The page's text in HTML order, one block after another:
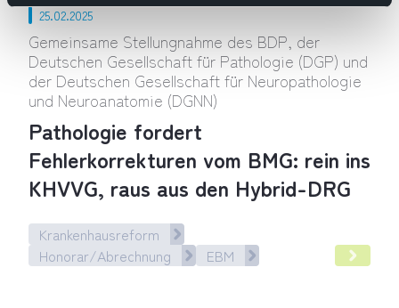
25.02.2025
Gemeinsame Stellungnahme des BDP, der
Deutschen Gesellschaft für Pathologie (DGP) und
der Deutschen Gesellschaft für Neuropathologie
und Neuroanatomie (DGNN)
Pathologie fordert
Fehlerkorrekturen vom BMG: rein ins
KHVVG, raus aus den Hybrid-DRG
Krankenhausreform
Honorar/Abrechnung
EBM